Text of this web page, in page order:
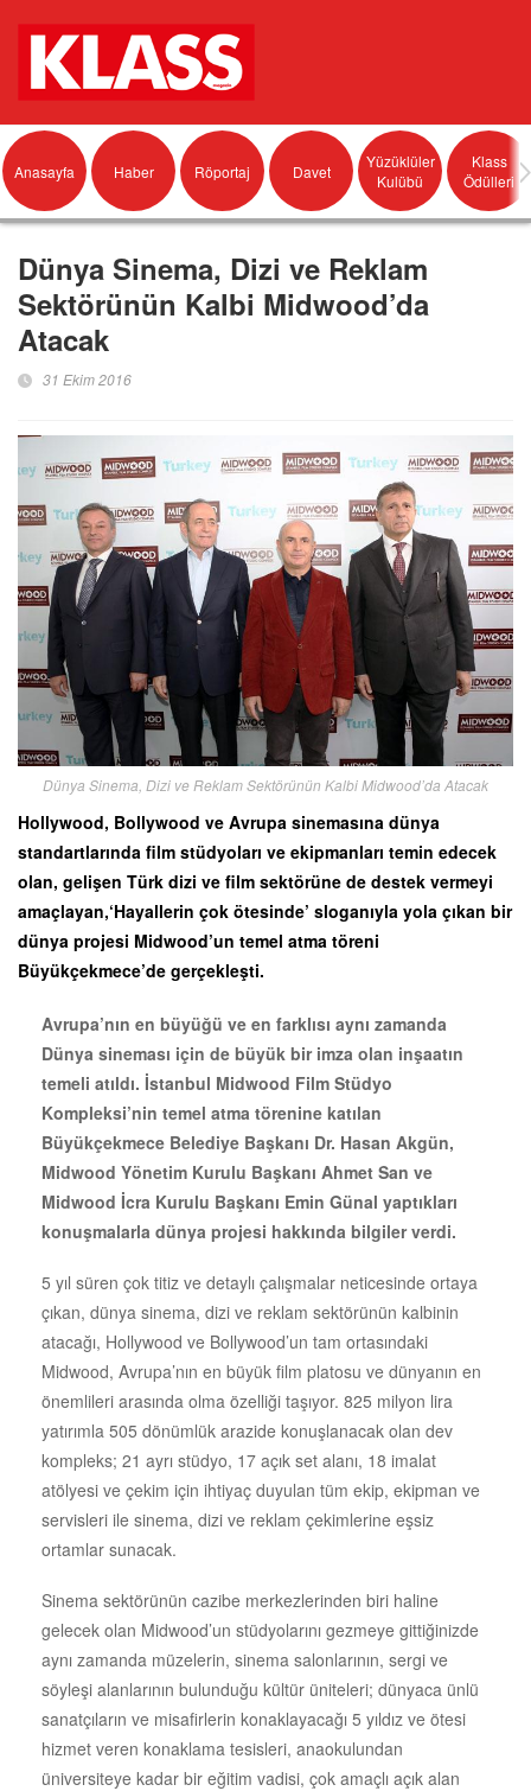
Anasayfa Haber Röportaj Davet
Yüzüklüler
Kulübü
Klass
Ödülleri
Dünya Sinema, Dizi ve Reklam
Sektörünün Kalbi Midwood’da
Atacak
31 Ekim 2016
Dünya Sinema, Dizi ve Reklam Sektörünün Kalbi Midwood’da Atacak
Hollywood, Bollywood ve Avrupa sinemasına dünya
standartlarında film stüdyoları ve ekipmanları temin edecek
olan, gelişen Türk dizi ve film sektörüne de destek vermeyi
amaçlayan,‘Hayallerin çok ötesinde’ sloganıyla yola çıkan bir
dünya projesi Midwood’un temel atma töreni
Büyükçekmece’de gerçekleşti.
Avrupa’nın en büyüğü ve en farklısı aynı zamanda
Dünya sineması için de büyük bir imza olan inşaatın
temeli atıldı. İstanbul Midwood Film Stüdyo
Kompleksi’nin temel atma törenine katılan
Büyükçekmece Belediye Başkanı Dr. Hasan Akgün,
Midwood Yönetim Kurulu Başkanı Ahmet San ve
Midwood İcra Kurulu Başkanı Emin Günal yaptıkları
konuşmalarla dünya projesi hakkında bilgiler verdi.
5 yıl süren çok titiz ve detaylı çalışmalar neticesinde ortaya
çıkan, dünya sinema, dizi ve reklam sektörünün kalbinin
atacağı, Hollywood ve Bollywood’un tam ortasındaki
Midwood, Avrupa’nın en büyük film platosu ve dünyanın en
önemlileri arasında olma özelliği taşıyor. 825 milyon lira
yatırımla 505 dönümlük arazide konuşlanacak olan dev
kompleks; 21 ayrı stüdyo, 17 açık set alanı, 18 imalat
atölyesi ve çekim için ihtiyaç duyulan tüm ekip, ekipman ve
servisleri ile sinema, dizi ve reklam çekimlerine eşsiz
ortamlar sunacak.
Sinema sektörünün cazibe merkezlerinden biri haline
gelecek olan Midwood’un stüdyolarını gezmeye gittiğinizde
aynı zamanda müzelerin, sinema salonlarının, sergi ve
söyleşi alanlarının bulunduğu kültür üniteleri; dünyaca ünlü
sanatçıların ve misafirlerin konaklayacağı 5 yıldız ve ötesi
hizmet veren konaklama tesisleri, anaokulundan
üniversiteye kadar bir eğitim vadisi, çok amaçlı açık alan